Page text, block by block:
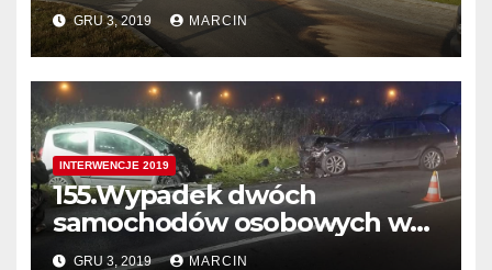
GRU 3, 2019 MARCIN
INTERWENCJE 2019
155.Wypadek dwóch
samochodów osobowych w
Balicach ul. Krakowska
GRU 3, 2019 MARCIN